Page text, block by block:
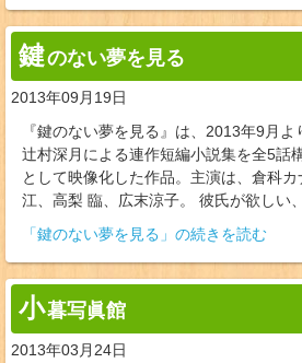
鍵のない夢を見る
2013年09月19日
『鍵のない夢を見る』は、2013年9月よ
辻村深月による連作短編小説集を全5話
として映像化した作品。主演は、倉科
江、高梨 臨、広末涼子。 彼氏が欲しい
「鍵のない夢を見る」の続きを読む
小暮写眞館
2013年03月24日